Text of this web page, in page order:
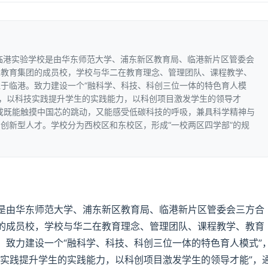
实验学校是由华东师范大学、浦东新区教育局、临港新片区管委会
育集团的成员校，学校与华二在教育理念、管理团队、课程教学、
临港。致力建设一个“融科学、科技、科创三位一体的特色育人模
以科技实践提升学生的实践能力，以科创项目激发学生的领导才
能触摸中国芯的跳动，又能感受低碳科技的呼吸，兼具科学精神与
新型人才。学校分为西校区和东校区，形成“一校两区四学部”的规
华东师范大学、浦东新区教育局、临港新片区管委会三方合
员校，学校与华二在教育理念、管理团队、课程教学、教育
力建设一个“融科学、科技、科创三位一体的特色育人模式”
践提升学生的实践能力，以科创项目激发学生的领导才能”，